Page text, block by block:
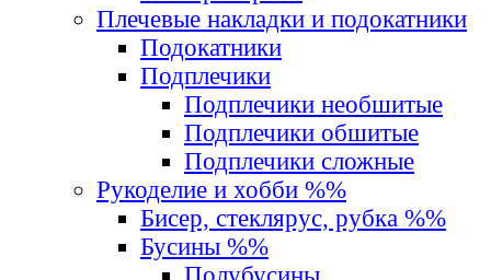
Плечевые накладки и подокатники
Подокатники
Подплечики
Подплечики необшитые
Подплечики обшитые
Подплечики сложные
Рукоделие и хобби %%
Бисер, стеклярус, рубка %%
Бусины %%